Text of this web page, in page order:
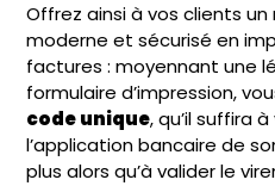
Offrez ainsi à vos clients
moderne et sécurisé en
factures : moyennant une
formulaire d’impression,
code unique, qu’il suffira
l’application bancaire de
plus alors qu’à valider le